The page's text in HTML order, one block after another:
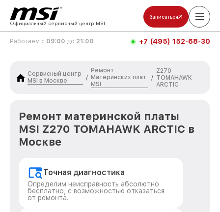
Официальный сервисный центр MSI
Записаться
Работаем с 09:00 до 21:00 +7 (495) 152-68-30
Сервисный центр
MSI в Москве
/
Ремонт
Материнских плат
MSI
/
Z270
TOMAHAWK
ARCTIC
Ремонт материнской платы
MSI Z270 TOMAHAWK ARCTIC в
Москве
Точная диагностика
Определим неисправность абсолютно
бесплатно, с возможностью отказаться
от ремонта.